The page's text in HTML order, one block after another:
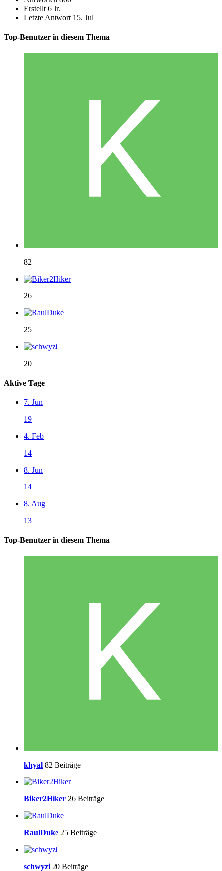
Erstellt 6 Jr.
Letzte Antwort 15. Jul
Top-Benutzer in diesem Thema
82
26
25
20
Aktive Tage
7. Jun
19
4. Feb
14
8. Jun
14
8. Aug
13
Top-Benutzer in diesem Thema
khyal 82 Beiträge
Biker2Hiker 26 Beiträge
RaulDuke 25 Beiträge
schwyzi 20 Beiträge